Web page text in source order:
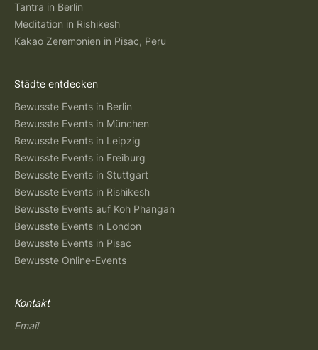
Tantra in Berlin
Meditation in Rishikesh
Kakao Zeremonien in Pisac, Peru
Städte entdecken
Bewusste Events in Berlin
Bewusste Events in München
Bewusste Events in Leipzig
Bewusste Events in Freiburg
Bewusste Events in Stuttgart
Bewusste Events in Rishikesh
Bewusste Events auf Koh Phangan
Bewusste Events in London
Bewusste Events in Pisac
Bewusste Online-Events
Kontakt
Email